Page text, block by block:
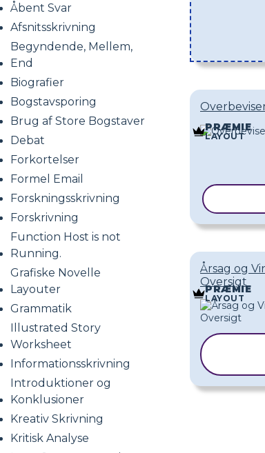
Åbent Svar
Afsnitsskrivning
Begyndende, Mellem,
End
Biografier
Bogstavsporing
Brug af Store Bogstaver
Debat
Forkortelser
Formel Email
Forskningsskrivning
Forskrivning
Function Host is not
Running.
Grafiske Novelle
Layouter
Grammatik
Illustrated Story
Worksheet
Informationsskrivning
Introduktioner og
Konklusioner
Kreativ Skrivning
Kritisk Analyse
PRÆMIE
LAYOUT
Årsag og
Oversigt
PRÆMIE
LAYOUT